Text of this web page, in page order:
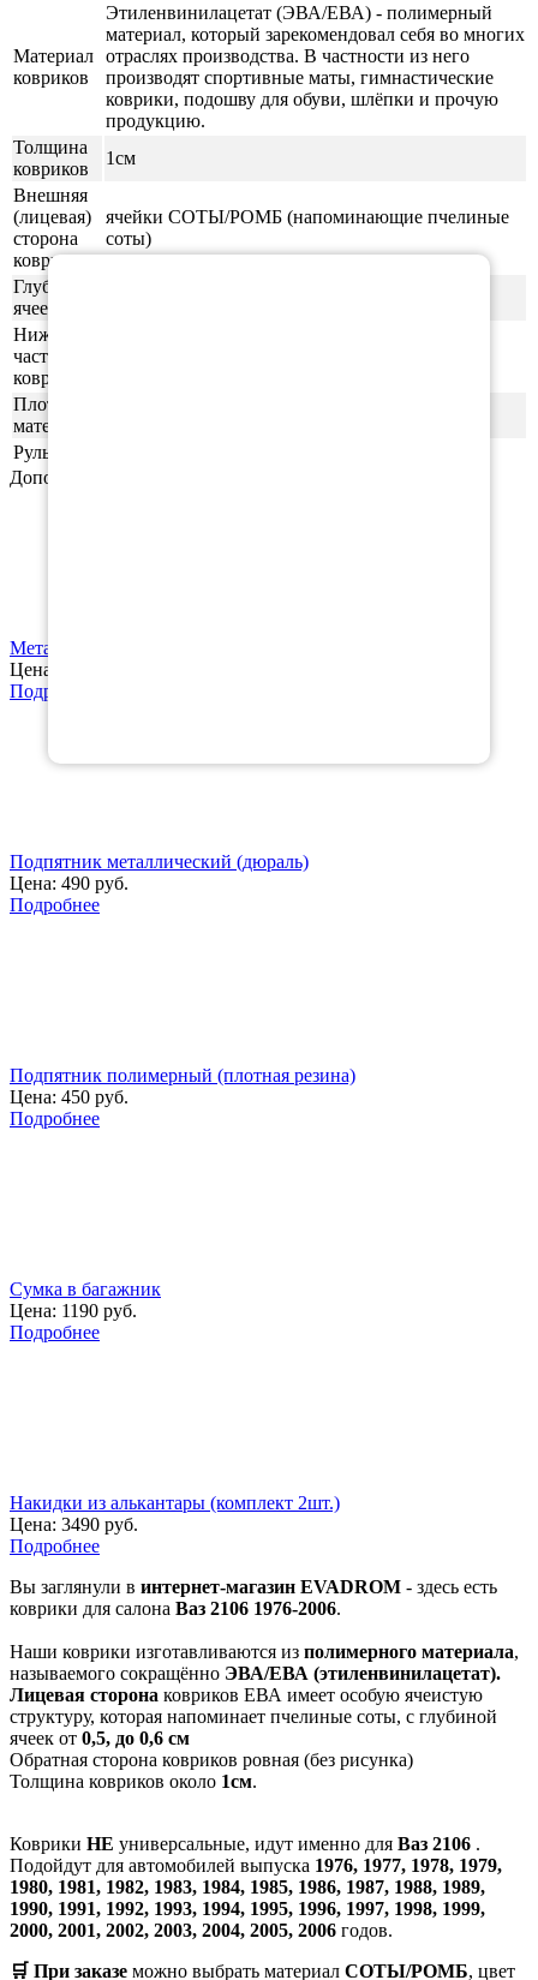
Материал
ковриков
Этиленвинилацетат (ЭВА/ЕВА) - полимерный
материал, который зарекомендовал себя во многих
отраслях производства. В частности из него
производят спортивные маты, гимнастические
коврики, подошву для обуви, шлёпки и прочую
продукцию.
Толщина
ковриков
1см
Внешняя
(лицевая)
сторона
ковриков
ячейки СОТЫ/РОМБ (напоминающие пчелиные
соты)
Глубина
ячеек
Нижняя
часть
ковриков
Плотность
материала
Руль
Дополнительные аксессуары
Металлический логотип с маркой Вашего авто
Цена:
Подробнее
Подпятник металлический (дюраль)
Цена: 490 руб.
Подробнее
Подпятник полимерный (плотная резина)
Цена: 450 руб.
Подробнее
Сумка в багажник
Цена: 1190 руб.
Подробнее
Накидки из алькантары (комплект 2шт.)
Цена: 3490 руб.
Подробнее
Вы заглянули в интернет-магазин EVADROM - здесь есть
коврики для салона Ваз 2106 1976-2006.
Наши коврики изготавливаются из полимерного материала,
называемого сокращённо ЭВА/ЕВА (этиленвинилацетат).
Лицевая сторона ковриков ЕВА имеет особую ячеистую
структуру, которая напоминает пчелиные соты, с глубиной
ячеек от 0,5, до 0,6 см
Обратная сторона ковриков ровная (без рисунка)
Толщина ковриков около 1см.
Коврики НЕ универсальные, идут именно для Ваз 2106 .
Подойдут для автомобилей выпуска 1976, 1977, 1978, 1979,
1980, 1981, 1982, 1983, 1984, 1985, 1986, 1987, 1988, 1989,
1990, 1991, 1992, 1993, 1994, 1995, 1996, 1997, 1998, 1999,
2000, 2001, 2002, 2003, 2004, 2005, 2006 годов.
🛒 При заказе можно выбрать материал СОТЫ/РОМБ, цвет